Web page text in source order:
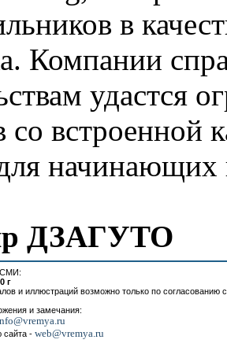
в
Компании
удастся
со встроенной
начинающих
ДЗАГУТО
СМИ:
г
и иллюстраций возможно только по согласованию
и замечания:
сайта - web@vremya.ru